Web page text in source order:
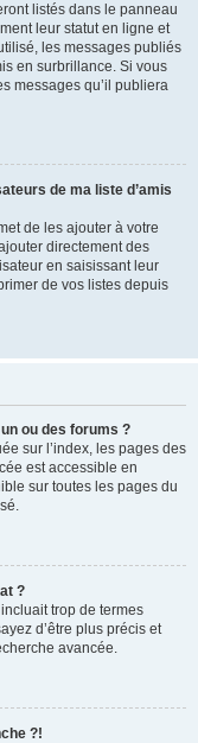
listés dans le panneau
leur statut en ligne et
les messages publiés
en surbrillance. Si vous
messages qu’il publiera
de ma liste d’amis
de les ajouter à votre
directement des
en saisissant leur
de vos listes depuis
ou des forums ?
sur l’index, les pages des
est accessible en
sur toutes les pages du
?
trop de termes
d’être plus précis et
avancée.
?!